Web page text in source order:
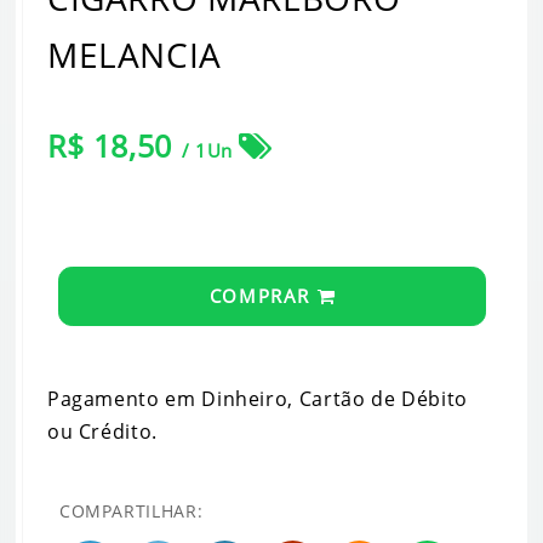
MELANCIA
R$ 18,50 / 1Un
COMPRAR
Pagamento em Dinheiro, Cartão de Débito
ou Crédito.
COMPARTILHAR: